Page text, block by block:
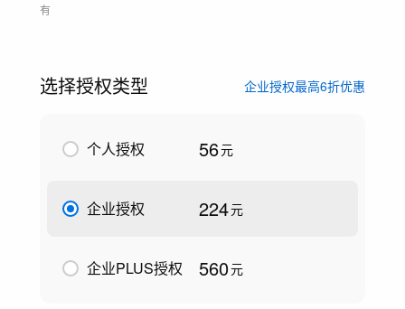
有
选择授权类型 企业授权最高6折优惠
个人授权 56元
企业授权 224元
企业PLUS授权 560元